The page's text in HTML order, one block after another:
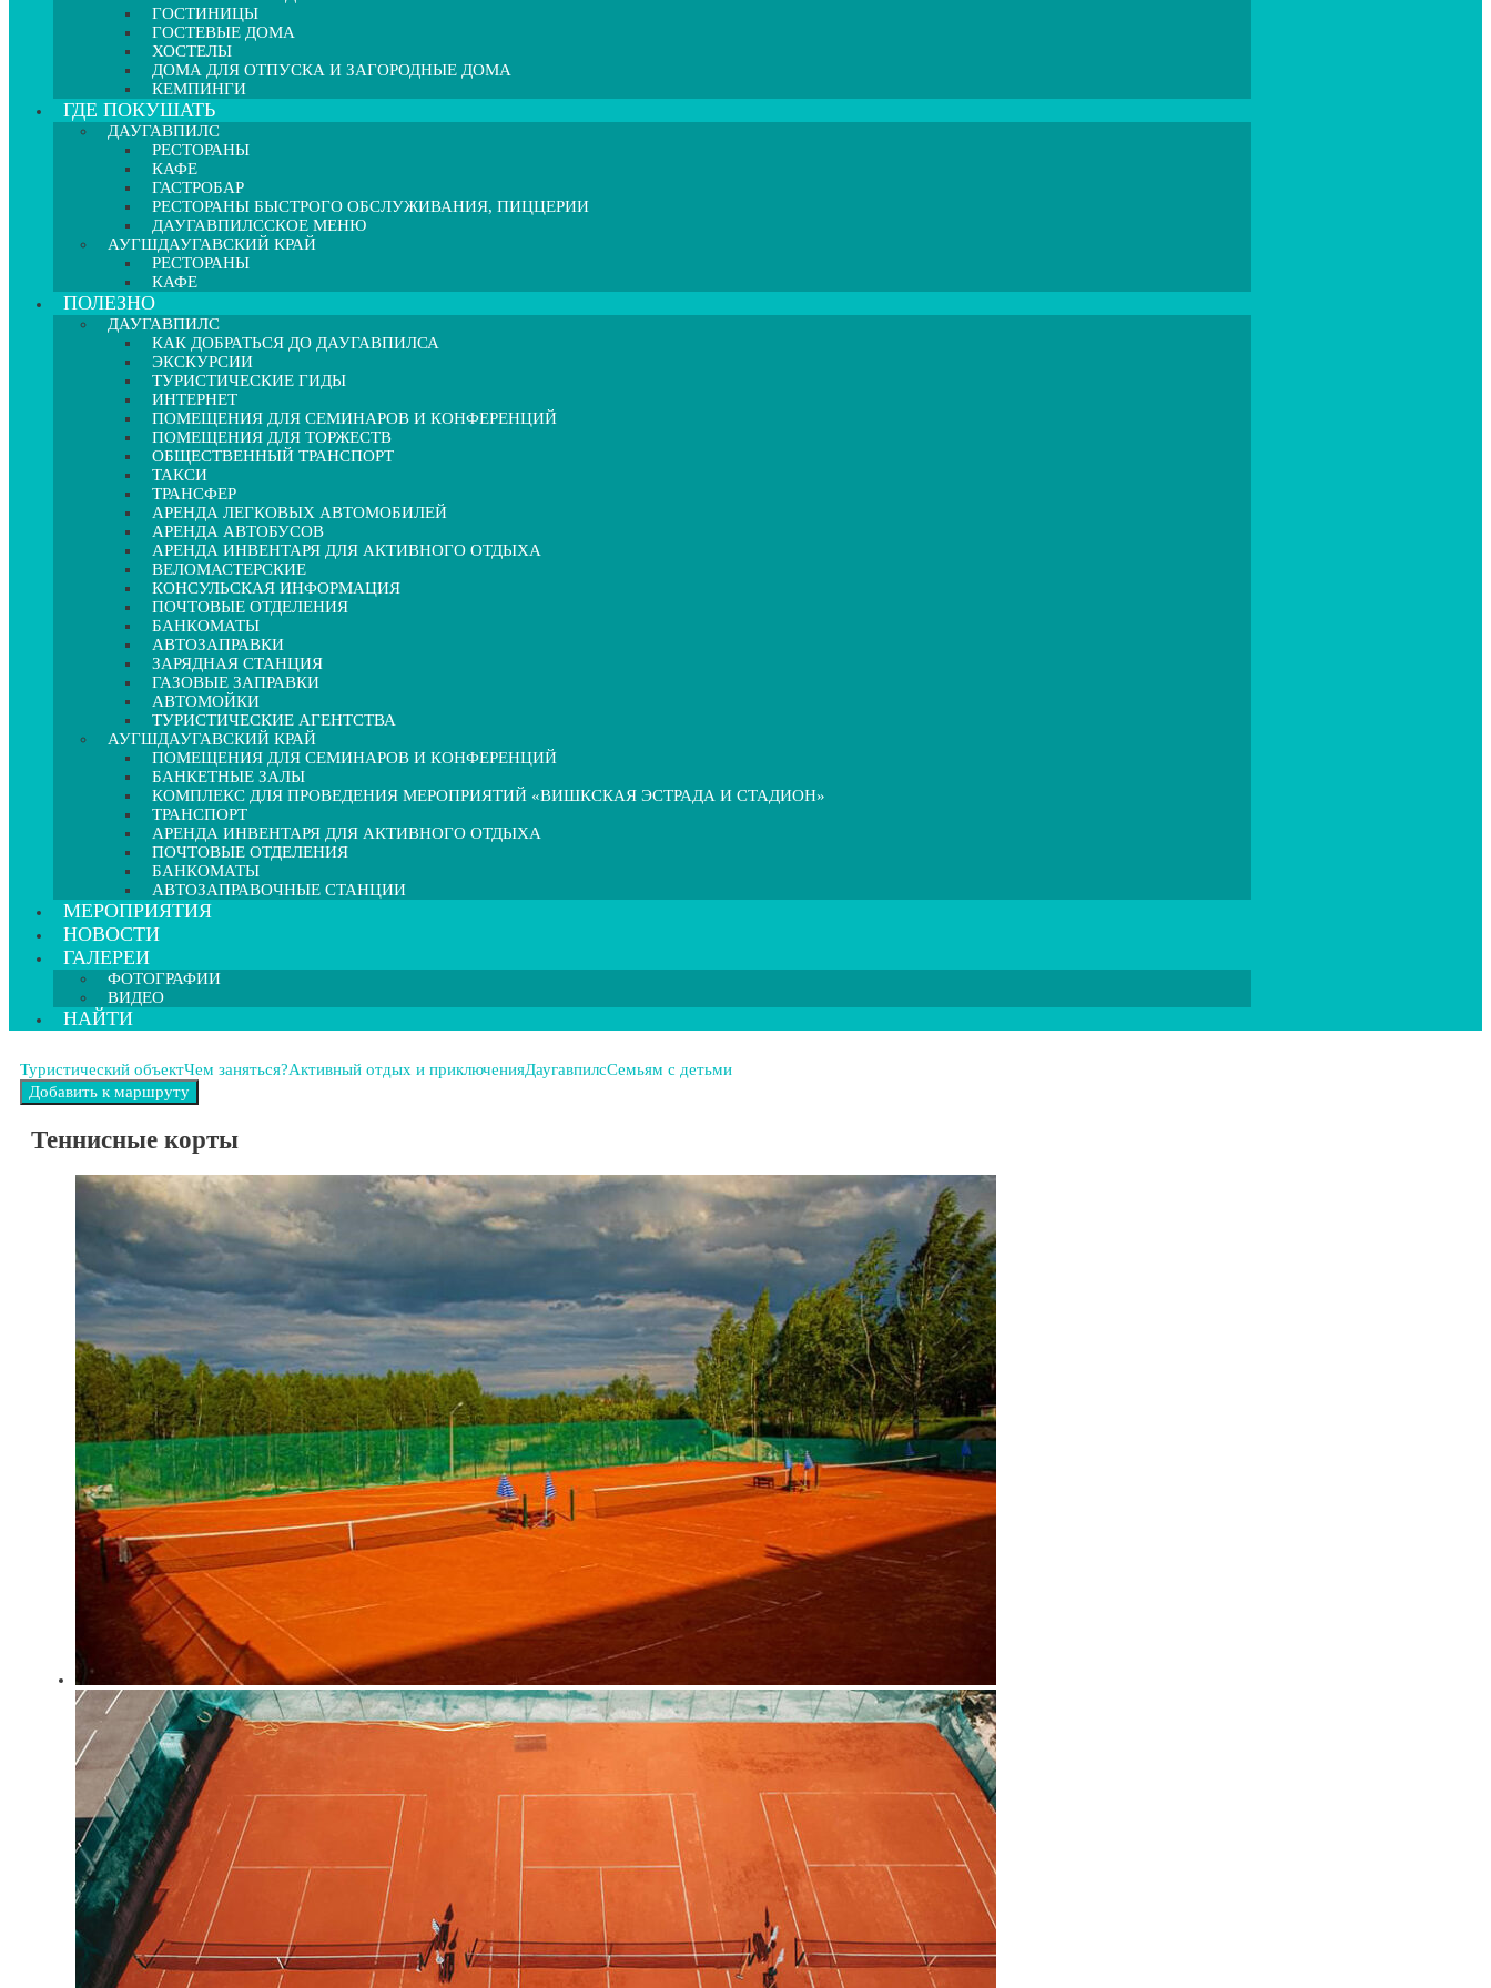
ГОСТИНИЦЫ
ГОСТЕВЫЕ ДОМА
ХОСТЕЛЫ
ДОМА ДЛЯ ОТПУСКА И ЗАГОРОДНЫЕ ДОМА
КЕМПИНГИ
ГДЕ ПОКУШАТЬ
ДАУГАВПИЛС
РЕСТОРАНЫ
КАФЕ
ГАСТРОБАР
РЕСТОРАНЫ БЫСТРОГО ОБСЛУЖИВАНИЯ, ПИЦЦЕРИИ
ДАУГАВПИЛССКОЕ МЕНЮ
АУГШДАУГАВСКИЙ КРАЙ
РЕСТОРАНЫ
КАФЕ
ПОЛЕЗНО
ДАУГАВПИЛС
КАК ДОБРАТЬСЯ ДО ДАУГАВПИЛСА
ЭКСКУРСИИ
ТУРИСТИЧЕСКИЕ ГИДЫ
ИНТЕРНЕТ
ПОМЕЩЕНИЯ ДЛЯ СЕМИНАРОВ И КОНФЕРЕНЦИЙ
ПОМЕЩЕНИЯ ДЛЯ ТОРЖЕСТВ
ОБЩЕСТВЕННЫЙ ТРАНСПОРТ
ТАКСИ
ТРАНСФЕР
АРЕНДА ЛЕГКОВЫХ АВТОМОБИЛЕЙ
АРЕНДА АВТОБУСОВ
АРЕНДА ИНВЕНТАРЯ ДЛЯ АКТИВНОГО ОТДЫХА
ВЕЛОМАСТЕРСКИЕ
КОНСУЛЬСКАЯ ИНФОРМАЦИЯ
ПОЧТОВЫЕ ОТДЕЛЕНИЯ
БАНКОМАТЫ
АВТОЗАПРАВКИ
ЗАРЯДНАЯ СТАНЦИЯ
ГАЗОВЫЕ ЗАПРАВКИ
АВТОМОЙКИ
ТУРИСТИЧЕСКИЕ АГЕНТСТВА
АУГШДАУГАВСКИЙ КРАЙ
ПОМЕЩЕНИЯ ДЛЯ СЕМИНАРОВ И КОНФЕРЕНЦИЙ
БАНКЕТНЫЕ ЗАЛЫ
КОМПЛЕКС ДЛЯ ПРОВЕДЕНИЯ МЕРОПРИЯТИЙ «ВИШКСКАЯ ЭСТРАДА И СТАДИОН»
ТРАНСПОРТ
АРЕНДА ИНВЕНТАРЯ ДЛЯ АКТИВНОГО ОТДЫХА
ПОЧТОВЫЕ ОТДЕЛЕНИЯ
БАНКОМАТЫ
АВТОЗАПРАВОЧНЫЕ СТАНЦИИ
МЕРОПРИЯТИЯ
НОВОСТИ
ГАЛЕРЕИ
ФОТОГРАФИИ
ВИДЕО
НАЙТИ
Туристический объектЧем заняться?Активный отдых и приключенияДаугавпилсСемьям с детьми
Теннисные корты